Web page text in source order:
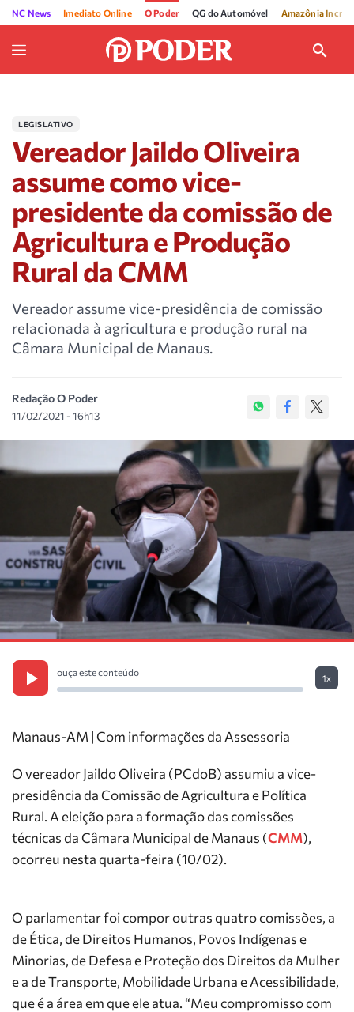
NC News Imediato Online O Poder QG do Automóvel Amazônia
LEGISLATIVO
Vereador Jaildo Oliveira
assume como vice-
presidente da comissão de
Agricultura e Produção
Rural da CMM
Vereador assume vice-presidência de comissão
relacionada à agricultura e produção rural na
Câmara Municipal de Manaus.
Redação O Poder
11/02/2021 - 16h13
ouça este conteúdo
1x
Manaus-AM | Com informações da Assessoria
O vereador Jaildo Oliveira (PCdoB) assumiu a vice-
presidência da Comissão de Agricultura e Política
Rural. A eleição para a formação das comissões
técnicas da Câmara Municipal de Manaus (CMM),
ocorreu nesta quarta-feira (10/02).
O parlamentar foi compor outras quatro comissões, a
de Ética, de Direitos Humanos, Povos Indígenas e
Minorias, de Defesa e Proteção dos Direitos da Mulher
e a de Transporte, Mobilidade Urbana e Acessibilidade,
que é a área em que ele atua. “Meu compromisso com